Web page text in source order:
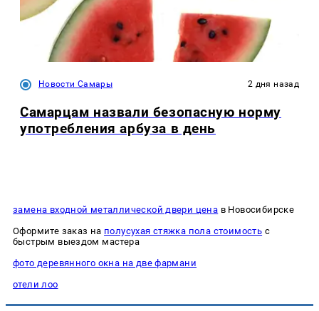
Новости Самары 2 дня назад
Самарцам назвали безопасную норму
употребления арбуза в день
замена входной металлической двери цена в Новосибирске
Оформите заказ на полусухая стяжка пола стоимость с
быстрым выездом мастера
фото деревянного окна на две фармани
отели лоо